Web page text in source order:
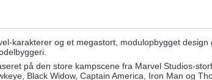
karakterer og et megastort, modulopbygget
på den store kampscene fra Marvel Studios-
Black Widow, Captain America, Iron Man og